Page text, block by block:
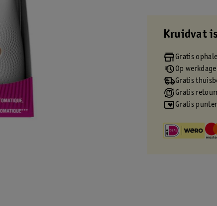
Kruidvat
Gratis
Op
Gratis
Gratis
Gratis